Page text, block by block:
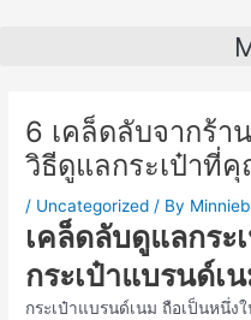
6 เคล็ดลับจากร้า
วิธีดูแลกระเป๋าที่
/ Uncategorized / By
เคล็ดลับดูแลกระ
กระเป๋าแบรนด์เ
กระเป๋าแบรนด์เนม ถือเป็นหนึ่